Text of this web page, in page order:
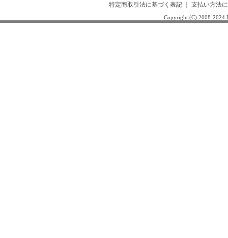
特定商取引法に基づく表記 支払い方法
Copyright (C) 2008-2024